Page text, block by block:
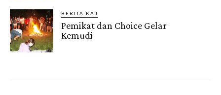
BERITA KAJ
Pemikat dan Choice Gelar
Kemudi
Gendis.ID